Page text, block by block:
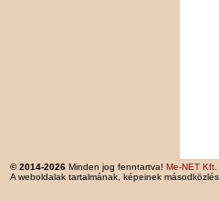
© 2014-2026 Minden jog fenntartva! Me-NET Kft.
A weboldalak tartalmának, képeinek